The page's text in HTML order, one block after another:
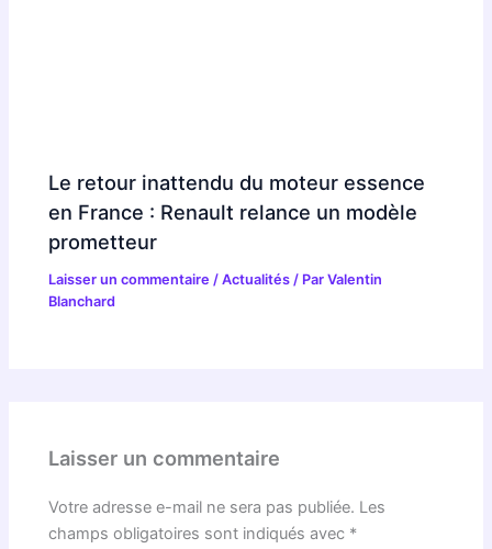
Le retour inattendu du moteur essence
en France : Renault relance un modèle
prometteur
Laisser un commentaire /Actualités / ParValentin
Blanchard
Laisser un commentaire
Votre adresse e-mail ne sera pas publiée. Les
champs obligatoires sont indiqués avec *